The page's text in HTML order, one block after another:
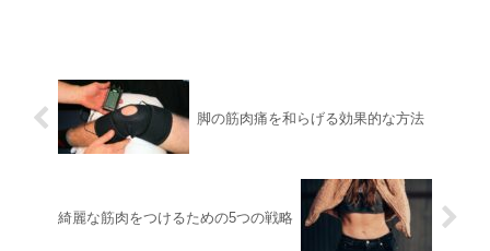
脚の筋肉痛を和らげる効果的な方法
綺麗な筋肉をつけるための5つの戦略